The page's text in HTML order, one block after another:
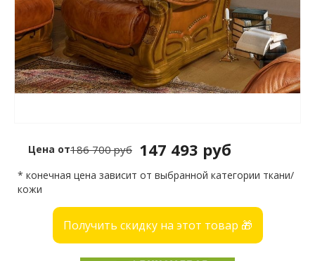
Цена от 147 493 руб
186 700 руб
* конечная цена зависит от выбранной категории ткани/
кожи
Получить скидку на этот товар 🎁